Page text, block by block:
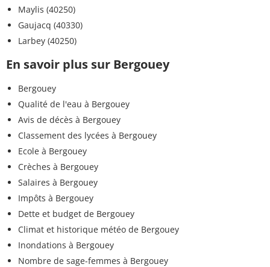
Maylis (40250)
Gaujacq (40330)
Larbey (40250)
En savoir plus sur Bergouey
Bergouey
Qualité de l'eau à Bergouey
Avis de décès à Bergouey
Classement des lycées à Bergouey
Ecole à Bergouey
Crèches à Bergouey
Salaires à Bergouey
Impôts à Bergouey
Dette et budget de Bergouey
Climat et historique météo de Bergouey
Inondations à Bergouey
Nombre de sage-femmes à Bergouey